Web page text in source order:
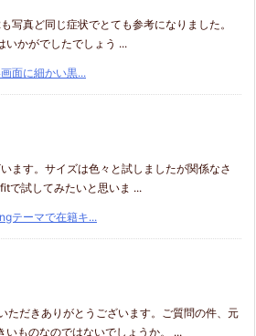
写真ど同じ症状でとても参考になりました。
いかがでしたでしょう ...
面に細かい黒...
ます。サイズは色々と試しましたが関係なさ
で試してみたいと思いま ...
テーマで在籍キ...
ただきありがとうございます。ご質問の件、元
いものなのではないでしょうか。 ...